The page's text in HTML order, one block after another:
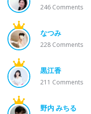
246 Comments
なつみ
228 Comments
黒江香
211 Comments
野内 みちる